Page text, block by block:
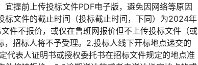
提前上传投标文件PDF电子版，避免因网络等原因
标文件的截止时间（投标截止时间，下同）为2024年
件不报价，或仅在鲁班网报价但不上传投标文件（或
招标人将不予受理。2.投标人线下开标地点递交的
代表人证明书或授权委托书在招标文件规定的地点准